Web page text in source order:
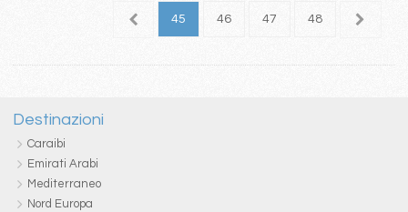
44 45 46 47 48 49
Destinazioni
Caraibi
Emirati Arabi
Mediterraneo
Nord Europa